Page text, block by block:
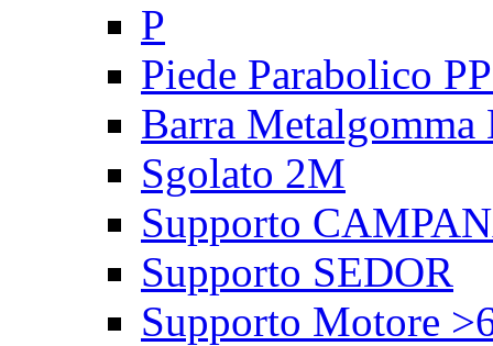
P
Piede Parabolico
Barra Metalgomma
Sgolato 2M
Supporto
Supporto SEDOR
Supporto Motore